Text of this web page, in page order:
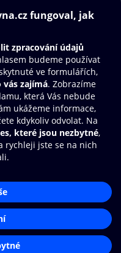
O2 Knihovna
své e-knihy a
rychleji a pohodlněji.